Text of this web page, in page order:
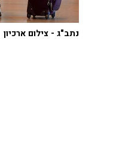
נתב"ג - צילום ארכיון